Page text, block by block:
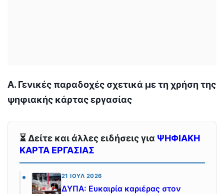
Α. Γενικές παραδοχές σχετικά με τη χρήση της
ψηφιακής κάρτας εργασίας
⏳ Δείτε και άλλες ειδήσεις για ΨΗΦΙΑΚΗ
ΚΑΡΤΑ ΕΡΓΑΣΙΑΣ
21 ΙΟΎΛ 2026
ΔΥΠΑ: Ευκαιρία καριέρας στον